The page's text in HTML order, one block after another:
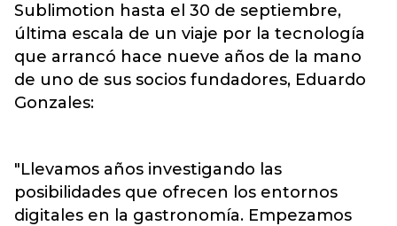
Sublimotion hasta el 30 de septiembre,
última escala de un viaje por la tecnología
que arrancó hace nueve años de la mano
de uno de sus socios fundadores, Eduardo
Gonzales:
"Llevamos años investigando las
posibilidades que ofrecen los entornos
digitales en la gastronomía. Empezamos